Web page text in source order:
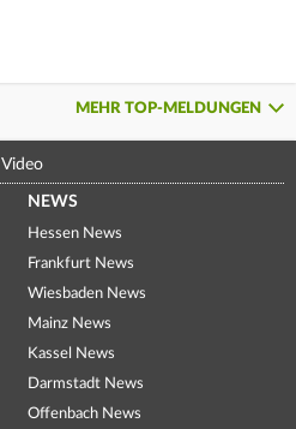
MEHR TOP-MELDUNGEN
Video
NEWS
Hessen News
Frankfurt News
Wiesbaden News
Mainz News
Kassel News
Darmstadt News
Offenbach News